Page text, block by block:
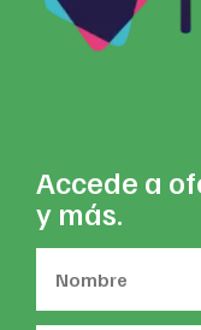
Accede a
y más.